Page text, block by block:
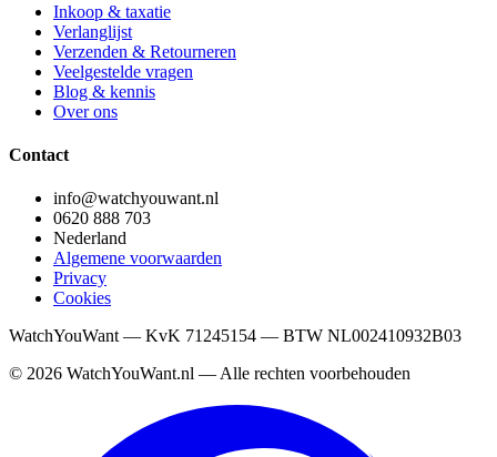
Inkoop & taxatie
Verlanglijst
Verzenden & Retourneren
Veelgestelde vragen
Blog & kennis
Over ons
Contact
info@watchyouwant.nl
0620 888 703
Nederland
Algemene voorwaarden
Privacy
Cookies
WatchYouWant — KvK 71245154 — BTW NL002410932B03
© 2026 WatchYouWant.nl — Alle rechten voorbehouden